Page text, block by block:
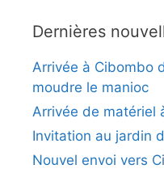
Dernières
Arrivée à Cibombo
moudre le manioc
Arrivée de matériel
Invitation au jardin
Nouvel envoi vers